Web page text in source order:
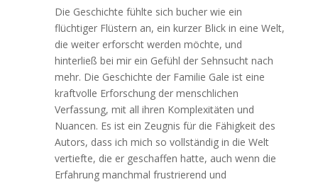
Die Geschichte fühlte sich bucher wie ein
flüchtiger Flüstern an, ein kurzer Blick in eine Welt,
die weiter erforscht werden möchte, und
hinterließ bei mir ein Gefühl der Sehnsucht nach
mehr. Die Geschichte der Familie Gale ist eine
kraftvolle Erforschung der menschlichen
Verfassung, mit all ihren Komplexitäten und
Nuancen. Es ist ein Zeugnis für die Fähigkeit des
Autors, dass ich mich so vollständig in die Welt
vertiefte, die er geschaffen hatte, auch wenn die
Erfahrung manchmal frustrierend und